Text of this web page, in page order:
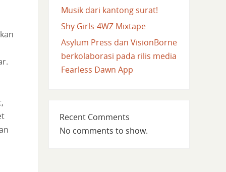
Musik dari kantong surat!
Shy Girls-4WZ Mixtape
Asylum Press dan VisionBorne
berkolaborasi pada rilis media
Fearless Dawn App
Recent Comments
No comments to show.